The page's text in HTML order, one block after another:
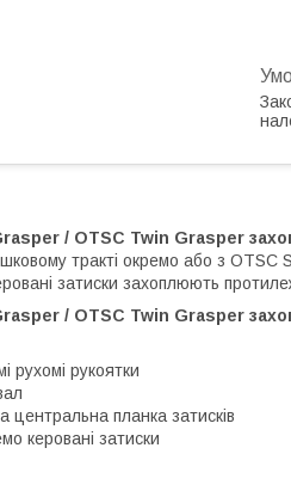
/ OTSC Twin Grasper
тракті окремо або з
затиски захоплюють
/ OTSC Twin Grasper
рухомі рукоятки
центральна планка затисків
керовані затиски